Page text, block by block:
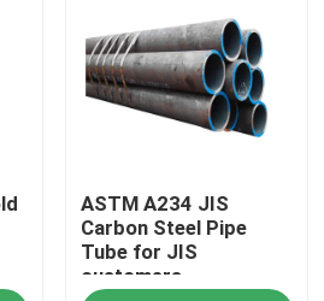
stali nierdzewnej
ASTM A234 JIS
Carbon Steel Pipe
Tube for JIS
customers